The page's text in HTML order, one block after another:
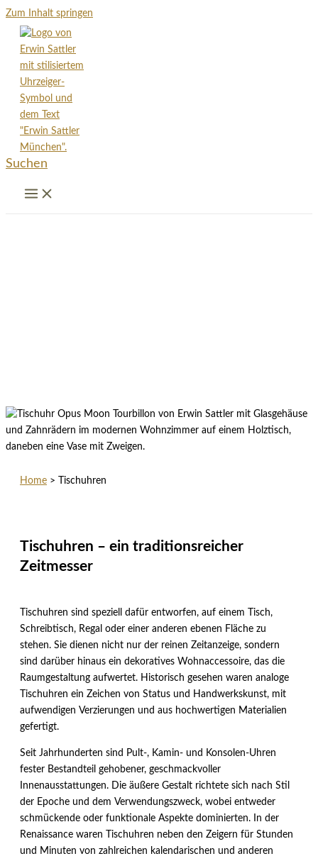
Zum Inhalt springen
Suchen
Home > Tischuhren
Tischuhren – ein traditionsreicher
Zeitmesser
Tischuhren sind speziell dafür entworfen, auf einem Tisch,
Schreibtisch, Regal oder einer anderen ebenen Fläche zu
stehen. Sie dienen nicht nur der reinen Zeitanzeige, sondern
sind darüber hinaus ein dekoratives Wohnaccessoire, das die
Raumgestaltung aufwertet. Historisch gesehen waren analoge
Tischuhren ein Zeichen von Status und Handwerkskunst, mit
aufwendigen Verzierungen und aus hochwertigen Materialien
gefertigt.
Seit Jahrhunderten sind Pult-, Kamin- und Konsolen-Uhren
fester Bestandteil gehobener, geschmackvoller
Innenausstattungen. Die äußere Gestalt richtete sich nach Stil
der Epoche und dem Verwendungszweck, wobei entweder
schmückende oder funktionale Aspekte dominierten. In der
Renaissance waren Tischuhren neben den Zeigern für Stunden
und Minuten von zahlreichen kalendarischen und anderen